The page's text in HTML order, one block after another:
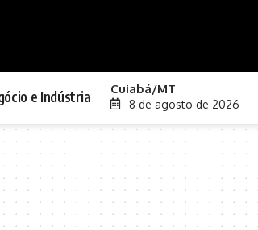
e Indústria Cuiabá/MT
8 de agosto de 2026